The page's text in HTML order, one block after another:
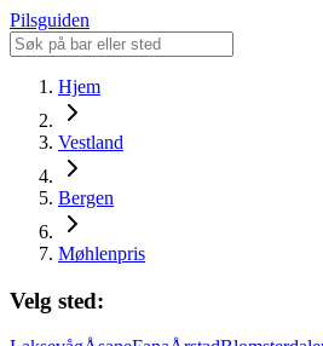
Pilsguiden
Hjem
Vestland
Bergen
Møhlenpris
Velg sted: